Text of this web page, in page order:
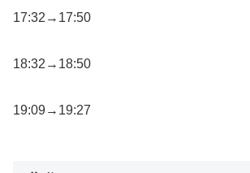
17:32→17:50
18:32→18:50
19:09→19:27